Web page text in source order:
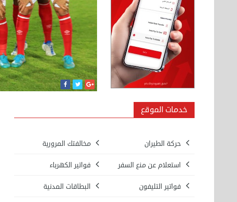
خدمات الموقع
حركة الطيران مخالفتك المرورية
استعلام عن منع السفر فواتير الكهرباء
فواتير التليفون البطاقات المدنية